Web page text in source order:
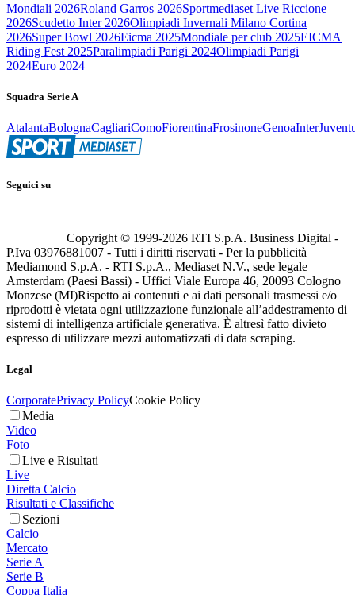
Mondiali 2026Roland Garros 2026Sportmediaset Live Riccione
2026Scudetto Inter 2026Olimpiadi Invernali Milano Cortina
2026Super Bowl 2026Eicma 2025Mondiale per club 2025EICMA
Riding Fest 2025Paralimpiadi Parigi 2024Olimpiadi Parigi
2024Euro 2024
Squadra Serie A
AtalantaBolognaCagliariComoFiorentinaFrosinoneGenoaInter
Seguici su
Copyright © 1999-2026 RTI S.p.A. Business Digital -
P.Iva 03976881007 - Tutti i diritti riservati - Per la pubblicità
Mediamond S.p.A. - RTI S.p.A., Mediaset N.V., sede legale
Amsterdam (Paesi Bassi) - Uffici Viale Europa 46, 20093 Cologno
Monzese (MI)Rispetto ai contenuti e ai dati personali trasmessi e/o
riprodotti è vietata ogni utilizzazione funzionale all’addestramento di
sistemi di intelligenza artificiale generativa. È altresì fatto divieto
espresso di utilizzare mezzi automatizzati di data scraping.
Legal
CorporatePrivacy PolicyCookie Policy
Media
Video
Foto
Live e Risultati
Live
Diretta Calcio
Risultati e Classifiche
Sezioni
Calcio
Mercato
Serie A
Serie B
Coppa Italia